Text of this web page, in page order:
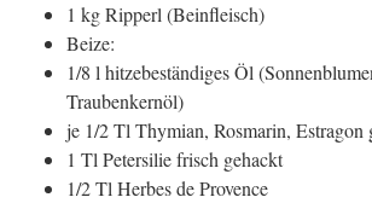
1 kg Ripperl (Beinfleisch)
Beize:
1/8 l hitzebeständiges Öl
Traubenkernöl)
je 1/2 Tl Thymian, Rosmarin, Estragon
1 Tl Petersilie frisch gehackt
1/2 Tl Herbes de Provence